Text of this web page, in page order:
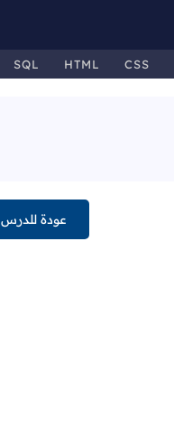
SQL HTML CSS
عودة للدرس